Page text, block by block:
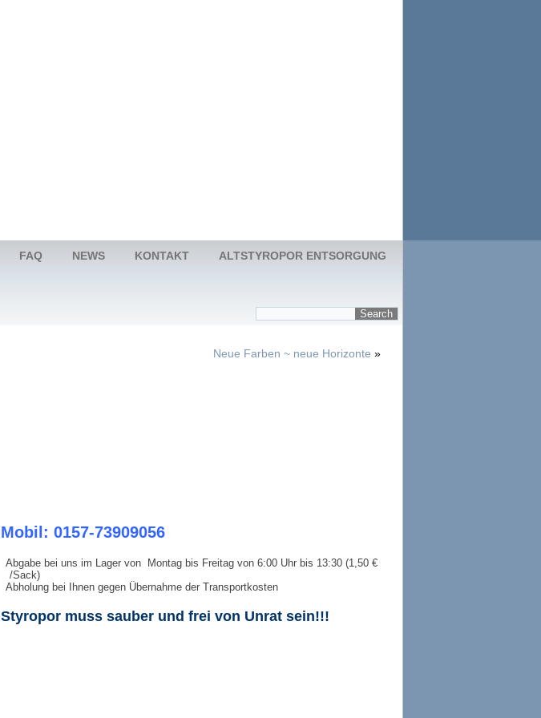
FAQ NEWS KONTAKT ALTSTYROPOR ENTSORGUNG
Neue Farben ~ neue Horizonte »
Mobil: 0157-73909056
Abgabe bei uns im Lager von Montag bis Freitag von 6:00 Uhr bis 13:30 (1,50 €
/Sack)
Abholung bei Ihnen gegen Übernahme der Transportkosten
Styropor muss sauber und frei von Unrat sein!!!